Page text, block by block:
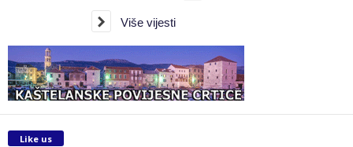
Više vijesti
Like us